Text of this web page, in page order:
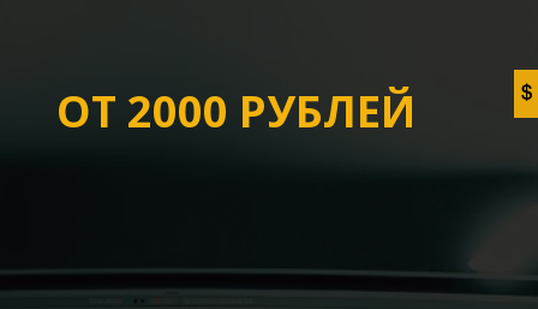
ОТ 2000 РУБЛЕЙ